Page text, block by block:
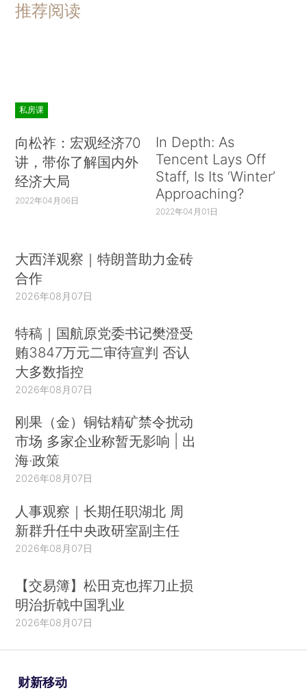
推荐阅读
私房课
向松祚：宏观经济70
讲，带你了解国内外
经济大局
2022年04月06日
In Depth: As
Tencent Lays Off
Staff, Is Its ‘Winter’
Approaching?
2022年04月01日
大西洋观察｜特朗普助力金砖
合作
2026年08月07日
特稿｜国航原党委书记樊澄受
贿3847万元二审待宣判 否认
大多数指控
2026年08月07日
刚果（金）铜钴精矿禁令扰动
市场 多家企业称暂无影响 | 出
海·政策
2026年08月07日
人事观察｜长期任职湖北 周
新群升任中央政研室副主任
2026年08月07日
【交易簿】松田克也挥刀止损
明治折戟中国乳业
2026年08月07日
财新移动